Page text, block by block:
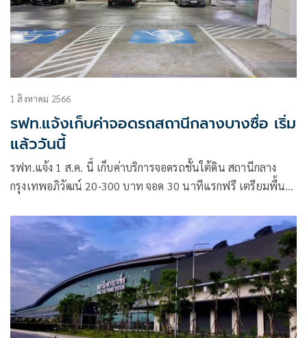
1 สิงหาคม 2566
รฟท.แจ้งเก็บค่าจอดรถสถานีกลางบางซื่อ เริ่ม
แล้ววันนี้
รฟท.แจ้ง 1 ส.ค. นี้ เก็บค่าบริการจอดรถชั้นใต้ดิน สถานีกลาง
กรุงเทพอภิวัฒน์ 20-300 บาท จอด 30 นาทีแรกฟรี เตรียมพื้นที่
เที่ยงคืน